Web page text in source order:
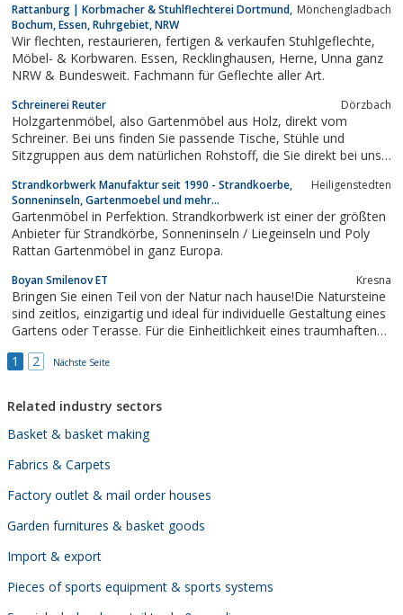
Rattanburg | Korbmacher & Stuhlflechterei Dortmund,
Bochum, Essen, Ruhrgebiet, NRW
Mönchengladbach
Wir flechten, restaurieren, fertigen & verkaufen Stuhlgeflechte,
Möbel- & Korbwaren. Essen, Recklinghausen, Herne, Unna ganz
NRW & Bundesweit. Fachmann für Geflechte aller Art.
Schreinerei Reuter Dörzbach
Holzgartenmöbel, also Gartenmöbel aus Holz, direkt vom
Schreiner. Bei uns finden Sie passende Tische, Stühle und
Sitzgruppen aus dem natürlichen Rohstoff, die Sie direkt bei uns
demnächst einen Onlineshop, in dem Sie unsere Möbel kaufen
können.
Strandkorbwerk Manufaktur seit 1990 - Strandkoerbe,
Sonneninseln, Gartenmoebel und mehr...
Heiligenstedten
Gartenmöbel in Perfektion. Strandkorbwerk ist einer der größten
Anbieter für Strandkörbe, Sonneninseln / Liegeinseln und Poly
Rattan Gartenmöbel in ganz Europa.
Boyan Smilenov ET Kresna
Bringen Sie einen Teil von der Natur nach hause!Die Natursteine
sind zeitlos, einzigartig und ideal für individuelle Gestaltung eines
Gartens oder Terasse. Für die Einheitlichkeit eines traumhaften
1 2 Nächste Seite
Related industry sectors
Basket & basket making
Fabrics & Carpets
Factory outlet & mail order houses
Garden furnitures & basket goods
Import & export
Pieces of sports equipment & sports systems